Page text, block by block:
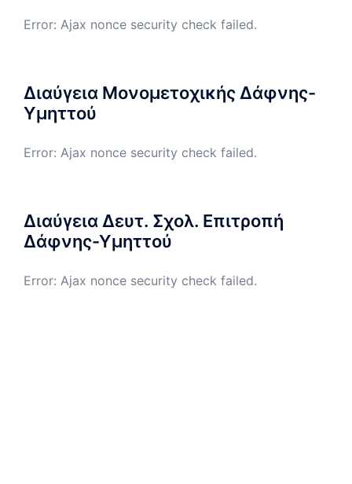
Error: Ajax nonce security check failed.
Διαύγεια Μονομετοχικής Δάφνης-
Υμηττού
Error: Ajax nonce security check failed.
Διαύγεια Δευτ. Σχολ. Επιτροπή
Δάφνης-Υμηττού
Error: Ajax nonce security check failed.